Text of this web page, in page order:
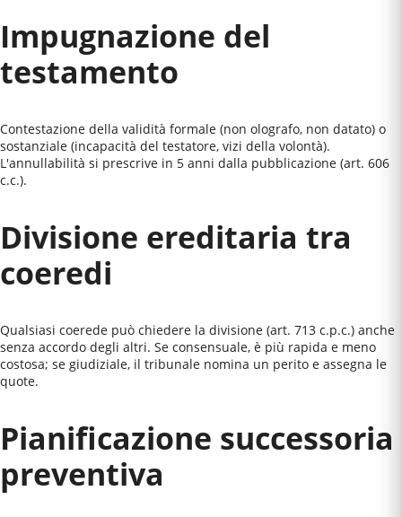
Impugnazione del
testamento
Contestazione della validità formale (non olografo, non datato) o
sostanziale (incapacità del testatore, vizi della volontà).
L'annullabilità si prescrive in 5 anni dalla pubblicazione (art. 606
c.c.).
Divisione ereditaria tra
coeredi
Qualsiasi coerede può chiedere la divisione (art. 713 c.p.c.) anche
senza accordo degli altri. Se consensuale, è più rapida e meno
costosa; se giudiziale, il tribunale nomina un perito e assegna le
quote.
Pianificazione successoria
preventiva